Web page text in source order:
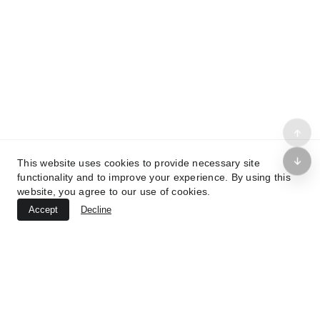
© 2025.The hire centre All rights reserved
This website uses cookies to provide necessary site
functionality and to improve your experience. By using this
website, you agree to our use of cookies.
Accept Decline